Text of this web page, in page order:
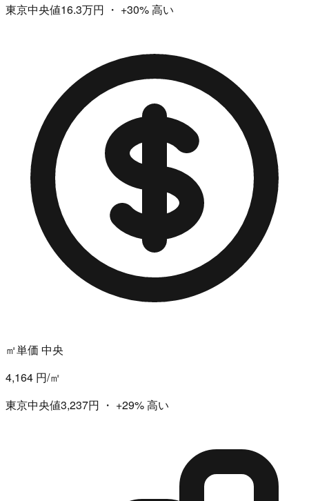
東京中央値16.3万円 ・ +30%高い
㎡単価 中央
4,164 円/㎡
東京中央値3,237円 ・ +29%高い